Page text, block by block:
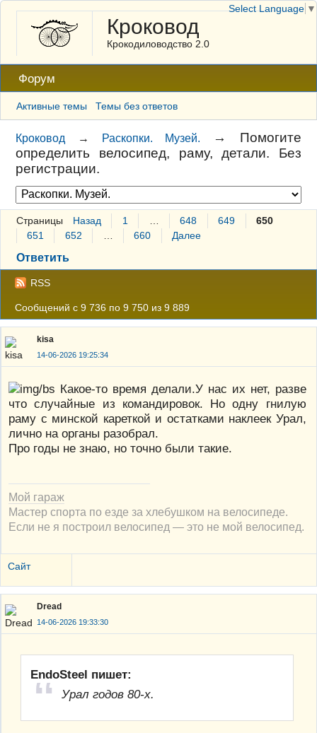
Кроковод
Крокодиловодство 2.0
Форум
Активные темы Темы без ответов
Кроковод → Раскопки. Музей. → Помогите
определить велосипед, раму, детали. Без
регистрации.
Страницы Назад 1 648 649
650
651
652 660 Далее
Ответить
RSS
Сообщений с 9 736 по 9 750 из 9 889
kisa
14-06-2026 19:25:34
Какое-то время делали.У нас их нет, разве
что случайные из командировок. Но одну гнилую
раму с минской кареткой и остатками наклеек Урал,
лично на органы разобрал.
Про годы не знаю, но точно были такие.
Мой гараж
Мастер спорта по езде за хлебушком на велосипеде.
Если не я построил велосипед — это не мой велосипед.
Сайт
Dread
14-06-2026 19:33:30
EndoSteel пишет:
Урал годов 80-х.
Select Language ▼